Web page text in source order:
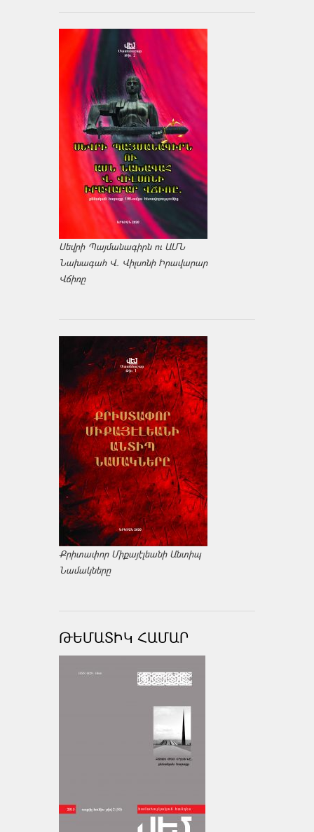
Սեվրի Պայմանագիրն ու ԱՄՆ
Նախագահ Վ. Վիլսոնի Իրավարար
Վճիռը
Քրիտափոր Միքայէլեանի Անտիպ
Նամակները
ԹԵՄԱՏԻԿ ՀԱՄԱՐ